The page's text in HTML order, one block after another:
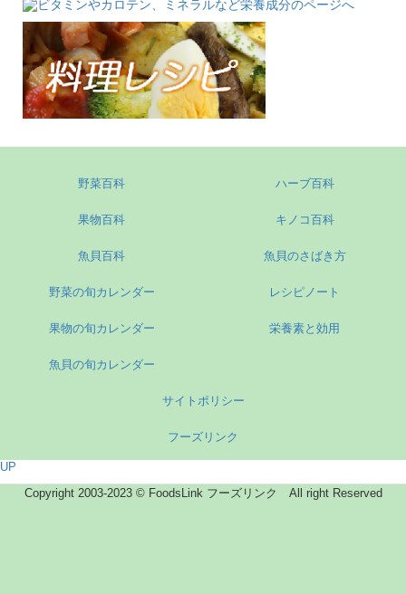
野菜百科
果物百科
魚貝百科
ハーブ百科
キノコ百科
魚貝のさばき方
野菜の旬カレンダー
果物の旬カレンダー
魚貝の旬カレンダー
レシピノート
栄養素と効用
サイトポリシー
フーズリンク
UP
Copyright 2003-2023 © FoodsLink フーズリンク All right Reserved